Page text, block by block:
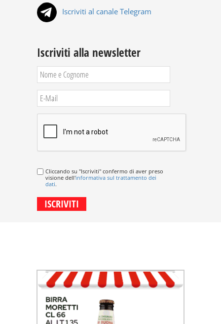
Iscriviti al canale Telegram
Iscriviti alla newsletter
Cliccando su "Iscriviti" confermo di aver preso
visione dell'informativa sul trattamento dei
dati.